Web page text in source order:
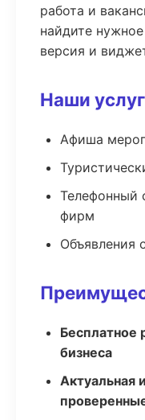
работа и
найдите
версия и
Наши
Афиша
Телефонный
фирм
Объявления
Бесплатное
бизнеса
Актуальная